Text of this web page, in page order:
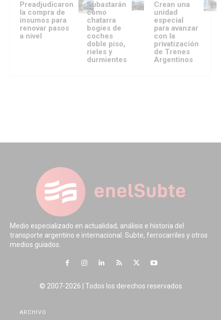
Preadjudicaron
la compra de
insumos para
renovar pasos
a nivel
Subastarán
como
chatarra
bogies de
coches
doble piso,
rieles y
durmientes
Crean una
unidad
especial
para avanzar
con la
privatización
de Trenes
Argentinos
Medio especializado en actualidad, análisis e historia del
transporte argentino e internacional. Subte, ferrocarriles y otros
medios guiados.
© 2007-2026 | Todos los derechos reservados
ARCHIVO